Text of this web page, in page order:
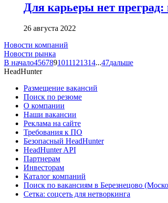
Для карьеры нет
26 августа 2022
Новости компаний
Новости рынка
В начало4567891011121314...47дальше
HeadHunter
Размещение вакансий
Поиск по резюме
О компании
Наши вакансии
Реклама на сайте
Требования к ПО
Безопасный HeadHunter
HeadHunter API
Партнерам
Инвесторам
Каталог компаний
Поиск по вакансиям в Березнецово
Сетка: соцсеть для нетворкинга